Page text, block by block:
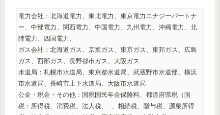
電力会社：北海道電力、東北電力、東京電力エナジーパートナ
ー、中部電力、関西電力、中国電力、九州電力、沖縄電力、北
陸電力、四国電力、
ガス会社：北海道ガス、京葉ガス、東京ガス、東邦ガス、広島
ガス、西部ガス、長野都市ガス、大阪ガス
水道局：札幌市水道局、東京都水道局、武蔵野市水道部、横浜
市水道局、長崎市上下水道局、大阪市水道局
公金・税金・その他：国税国民年金保険料、都道府県税（国
税：所得税、消費税、法人税、 、相続税、贈与税、源泉所得